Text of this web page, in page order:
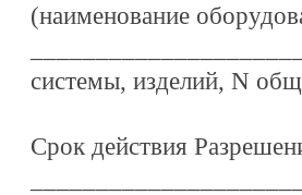
(наименование
системы, изделий, N
Срок действия